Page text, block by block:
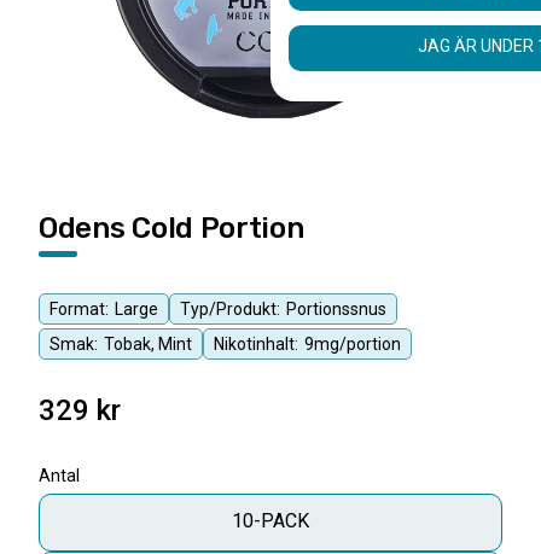
Format: Large Typ/Produkt: Portionssnus
Smak: Tobak, Mint Nikotinhalt: 9mg/portion
Odens Cold Portion
329 kr
Antal
10-PACK
JAG ÄR UNDER